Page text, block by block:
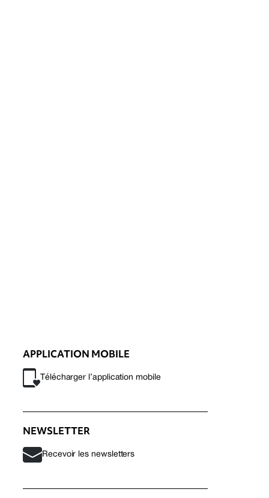
APPLICATION MOBILE
Télécharger l’application mobile
NEWSLETTER
Recevoir les newsletters